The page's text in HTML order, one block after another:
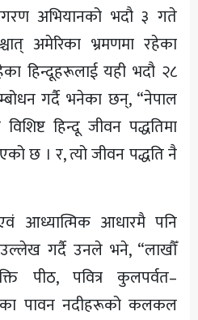
अभियानको भदौ ३ गते
अमेरिका भ्रमणमा रहेका
हिन्दूहरूलाई यही भदौ २८
गर्दै भनेका छन्, “नेपाल
हिन्दू जीवन पद्धतिमा
छ । र, त्यो जीवन पद्धति नै
आध्यात्मिक आधारमै पनि
उल्लेख गर्दै उनले भने, “लाखौँ
पीठ, पवित्र कुलपर्वत–
पावन नदीहरूको कलकल